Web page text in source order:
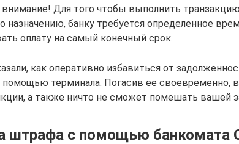
Для того чтобы выполнить транзакцию
назначению, банку требуется определенное
оплату на самый конечный срок.
как оперативно избавиться от
терминала. Погасив ее своевременно,
а также ничто не сможет помешать вашей
штрафа с помощью банкомата